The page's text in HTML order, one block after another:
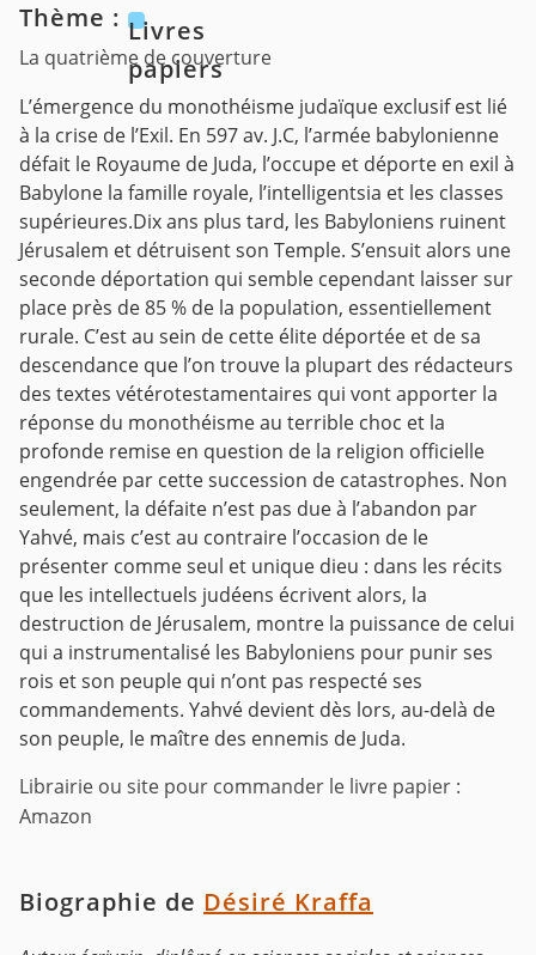
Thème : Livres
papiers
La quatrième de couverture
L’émergence du monothéisme judaïque exclusif est lié
à la crise de l’Exil. En 597 av. J.C, l’armée babylonienne
défait le Royaume de Juda, l’occupe et déporte en exil à
Babylone la famille royale, l’intelligentsia et les classes
supérieures.Dix ans plus tard, les Babyloniens ruinent
Jérusalem et détruisent son Temple. S’ensuit alors une
seconde déportation qui semble cependant laisser sur
place près de 85 % de la population, essentiellement
rurale. C’est au sein de cette élite déportée et de sa
descendance que l’on trouve la plupart des rédacteurs
des textes vétérotestamentaires qui vont apporter la
réponse du monothéisme au terrible choc et la
profonde remise en question de la religion officielle
engendrée par cette succession de catastrophes. Non
seulement, la défaite n’est pas due à l’abandon par
Yahvé, mais c’est au contraire l’occasion de le
présenter comme seul et unique dieu : dans les récits
que les intellectuels judéens écrivent alors, la
destruction de Jérusalem, montre la puissance de celui
qui a instrumentalisé les Babyloniens pour punir ses
rois et son peuple qui n’ont pas respecté ses
commandements. Yahvé devient dès lors, au-delà de
son peuple, le maître des ennemis de Juda.
Librairie ou site pour commander le livre papier :
Amazon
Biographie de Désiré Kraffa